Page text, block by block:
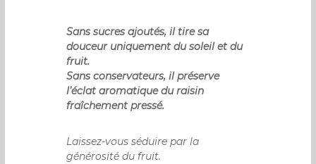
Sans sucres ajoutés, il tire sa
douceur uniquement du soleil et du
fruit.
Sans conservateurs, il préserve
l’éclat aromatique du raisin
fraîchement pressé.
Laissez-vous séduire par la
générosité du fruit.